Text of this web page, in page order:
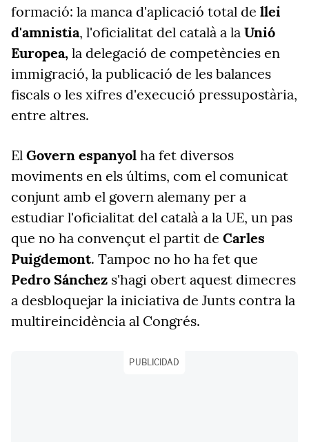
formació: la manca d'aplicació total de llei
d'amnistia, l'oficialitat del català a la Unió
Europea, la delegació de competències en
immigració, la publicació de les balances
fiscals o les xifres d'execució pressupostària,
entre altres.
El Govern espanyol ha fet diversos
moviments en els últims, com el comunicat
conjunt amb el govern alemany per a
estudiar l'oficialitat del català a la UE, un pas
que no ha convençut el partit de Carles
Puigdemont. Tampoc no ho ha fet que
Pedro Sánchez s'hagi obert aquest dimecres
a desbloquejar la iniciativa de Junts contra la
multireincidència al Congrés.
PUBLICIDAD